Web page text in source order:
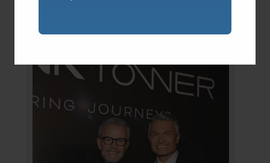
FG Empreendimentos.